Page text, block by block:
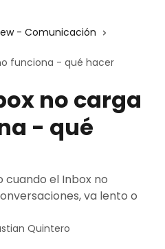
- Comunicación
funciona - qué hacer
no carga
- qué
cuando el Inbox no
va lento o
Quintero